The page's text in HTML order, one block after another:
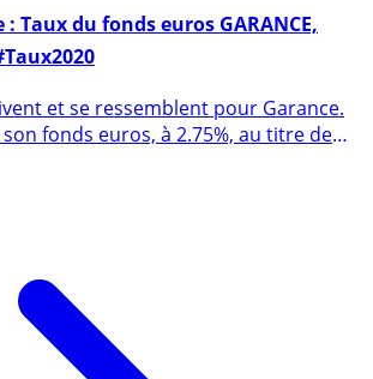
Taux du fonds euros GARANCE,
fonds euros, à 2.75%, au titre de